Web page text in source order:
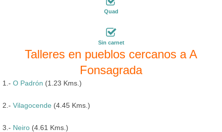
Quad
Sin carnet
Talleres en pueblos cercanos a A
Fonsagrada
1.- O Padrón (1.23 Kms.)
2.- Vilagocende (4.45 Kms.)
3.- Neiro (4.61 Kms.)